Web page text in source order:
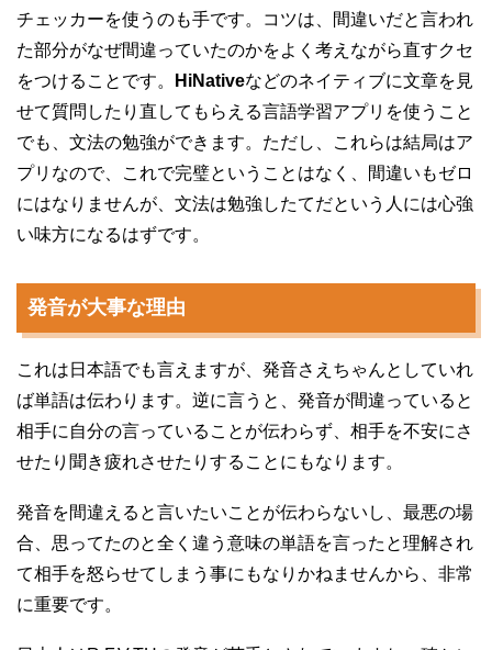
チェッカーを使うのも手です。コツは、間違いだと言われ
た部分がなぜ間違っていたのかをよく考えながら直すクセ
をつけることです。
HiNativeなどのネイティブに文章を見
せて質問したり直してもらえる言語学習アプリを使うこと
でも、文法の勉強ができます。ただし、これらは結局はア
プリなので、これで完璧ということはなく、間違いもゼロ
にはなりませんが、文法は勉強したてだという人には心強
い味方になるはずです。
発音が大事な理由
これは日本語でも言えますが、発音さえちゃんとしていれ
ば単語は伝わります。逆に言うと、発音が間違っていると
相手に自分の言っていることが伝わらず、相手を不安にさ
せたり聞き疲れさせたりすることにもなります。
発音を間違えると言いたいことが伝わらないし、最悪の場
合、思ってたのと全く違う意味の単語を言ったと理解され
て相手を怒らせてしまう事にもなりかねませんから、非常
に重要です。